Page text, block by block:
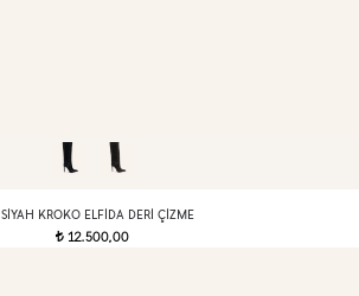
SIYAH KROKO ELFIDA DERI ÇIZME
t 12.500,00